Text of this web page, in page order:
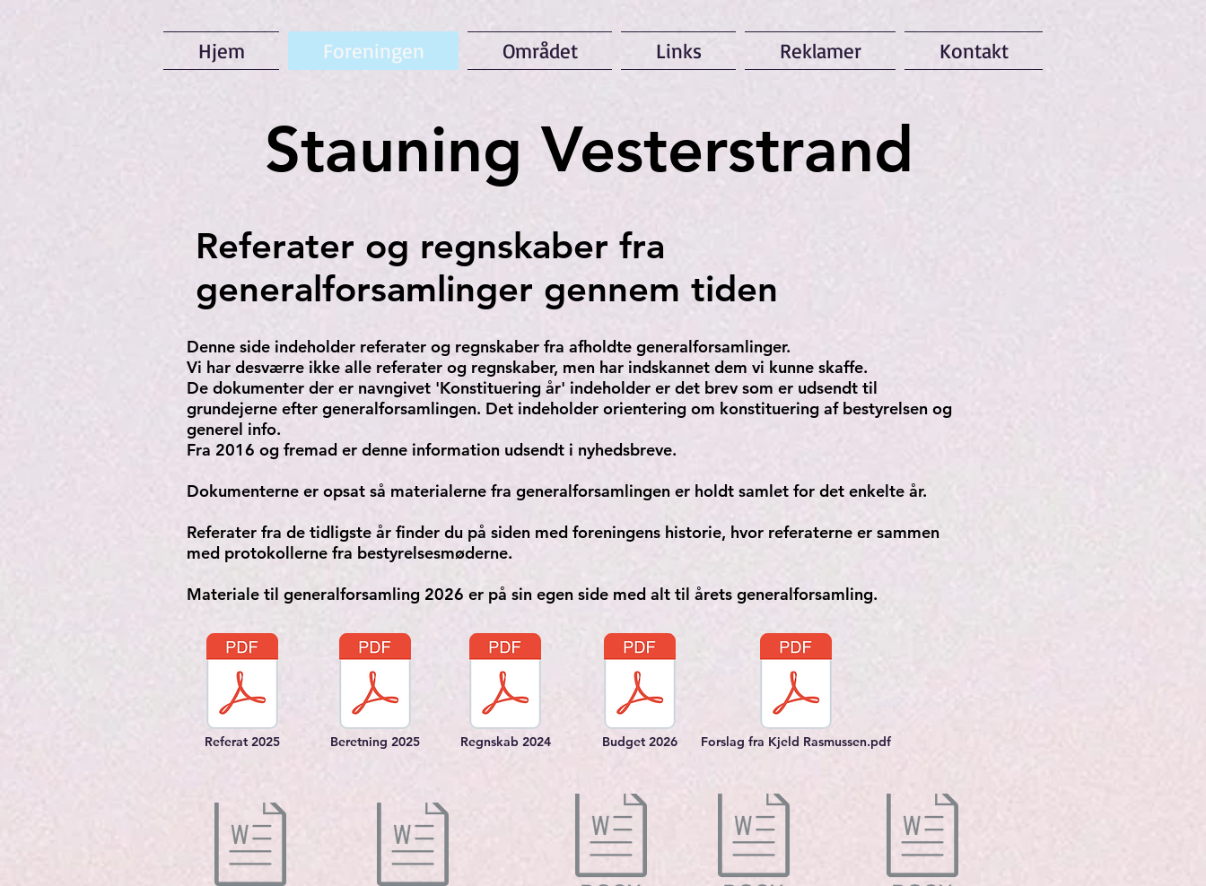
Hjem Foreningen Området Links Reklamer Kontakt
Stauning Vesterstrand
Referater og regnskaber fra
generalforsamlinger gennem tiden
Denne side indeholder referater og regnskaber fra afholdte generalforsamlinger.
Vi har desværre ikke alle referater og regnskaber, men har indskannet dem vi kunne skaffe.
De dokumenter der er navngivet 'Konstituering år' indeholder er det brev som er udsendt til
grundejerne efter generalforsamlingen. Det indeholder orientering om konstituering af bestyrelsen og
generel info.
Fra 2016 og fremad er denne information udsendt i nyhedsbreve.
Dokumenterne er opsat så materialerne fra generalforsamlingen er holdt samlet for det enkelte år.
Referater fra de tidligste år finder du på siden med foreningens historie, hvor referaterne er sammen
med protokollerne fra bestyrelsesmøderne.
Materiale til generalforsamling 2026 er på sin egen side med alt til årets generalforsamling.
Referat 2025 Beretning 2025 Regnskab 2024 Budget 2026 Forslag fra Kjeld Rasmussen.pdf